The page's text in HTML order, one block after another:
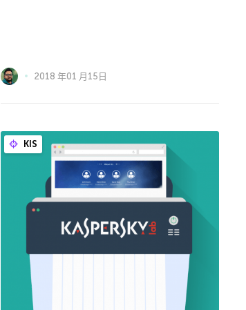
2018 年01 月15日
KIS